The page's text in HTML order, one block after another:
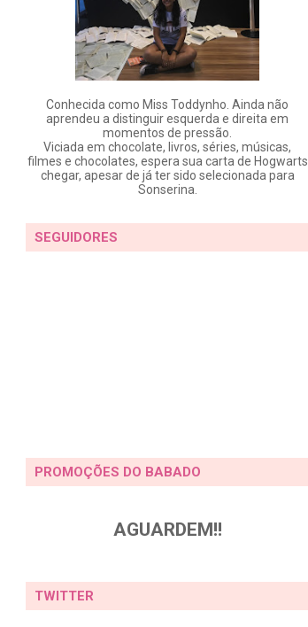
Conhecida como Miss Toddynho. Ainda não
aprendeu a distinguir esquerda e direita em
momentos de pressão.
Viciada em chocolate, livros, séries, músicas,
filmes e chocolates, espera sua carta de Hogwarts
chegar, apesar de já ter sido selecionada para
Sonserina.
SEGUIDORES
PROMOÇÕES DO BABADO
AGUARDEM!!
TWITTER